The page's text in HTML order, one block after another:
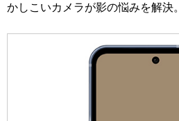
かしこいカメラが影の悩みを解決。